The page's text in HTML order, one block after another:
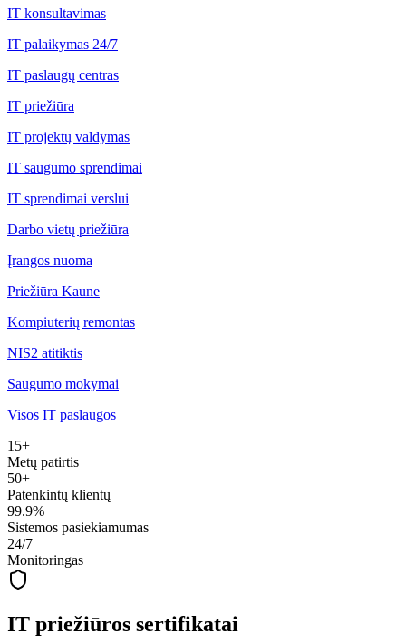
IT konsultavimas
IT palaikymas 24/7
IT paslaugų centras
IT priežiūra
IT projektų valdymas
IT saugumo sprendimai
IT sprendimai verslui
Darbo vietų priežiūra
Įrangos nuoma
Priežiūra Kaune
Kompiuterių remontas
NIS2 atitiktis
Saugumo mokymai
Visos IT paslaugos
15+
Metų patirtis
50+
Patenkintų klientų
99.9%
Sistemos pasiekiamumas
24/7
Monitoringas
IT priežiūros sertifikatai